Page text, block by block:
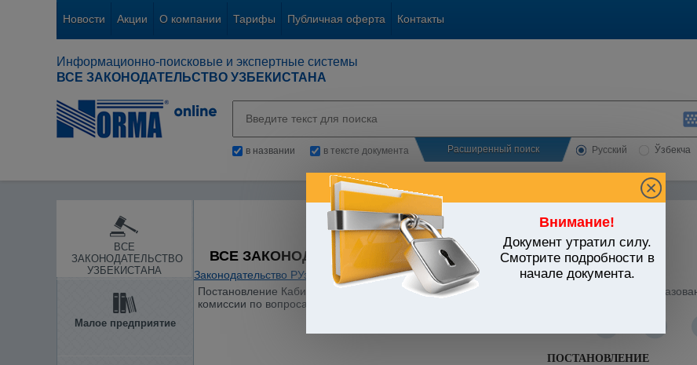
Новости Акции О компании Тарифы Публичная оферта Контакты
Информационно-поисковые и экспертные системы
ВСЕ ЗАКОНОДАТЕЛЬСТВО УЗБЕКИСТАНА
в названии в тексте документа Расширенный поиск Русский Ўзбекча
ВСЕ
ЗАКОНОДАТЕЛЬСТВО
УЗБЕКИСТАНА
Малое предприятие
Внимание!
Документ утратил силу.
Смотрите подробности в
начале документа.
ВСЕ ЗАКОНОДАТЕЛЬСТВО УЗБЕКИСТАНА
Законодательство РУз Международные отношения / Утратившие силу документы /
Постановление Кабинета Министров Республики Узбекистан от 24.01.1997 г. N 49 "Об
комиссии по вопросам расширения многостороннего сотрудничества"
ПОСТАНОВЛЕНИЕ